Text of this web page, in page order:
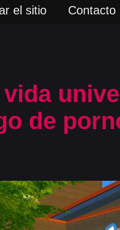
el sitio Contacto
vida
de